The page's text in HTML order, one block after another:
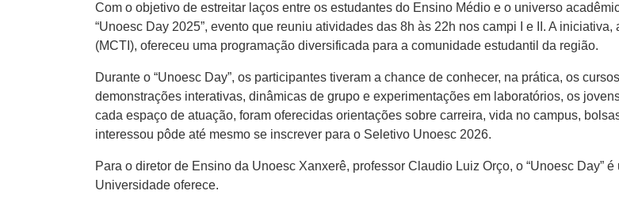
Com o objetivo de estreitar laços entre os estudantes do Ensino Médio e o universo
“Unoesc Day 2025”, evento que reuniu atividades das 8h às 22h nos campi I e II. A
(MCTI), ofereceu uma programação diversificada para a comunidade estudantil da região.
Durante o “Unoesc Day”, os participantes tiveram a chance de conhecer, na prática, os
demonstrações interativas, dinâmicas de grupo e experimentações em laboratórios, os
cada espaço de atuação, foram oferecidas orientações sobre carreira, vida no campus,
interessou pôde até mesmo se inscrever para o Seletivo Unoesc 2026.
Para o diretor de Ensino da Unoesc Xanxerê, professor Claudio Luiz Orço, o “Unoesc Day”
Universidade oferece.